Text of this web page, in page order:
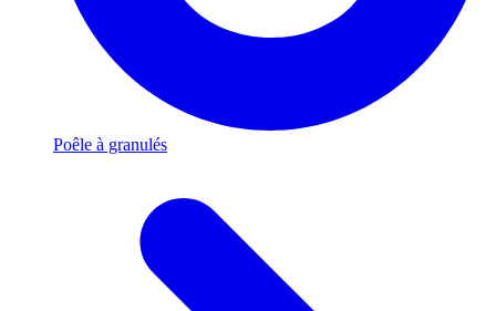
Poêle à granulés